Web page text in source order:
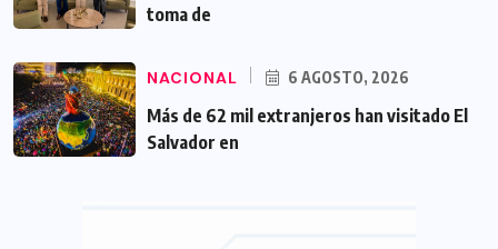
toma de
NACIONAL 6 AGOSTO, 2026
Más de 62 mil extranjeros han visitado El
Salvador en